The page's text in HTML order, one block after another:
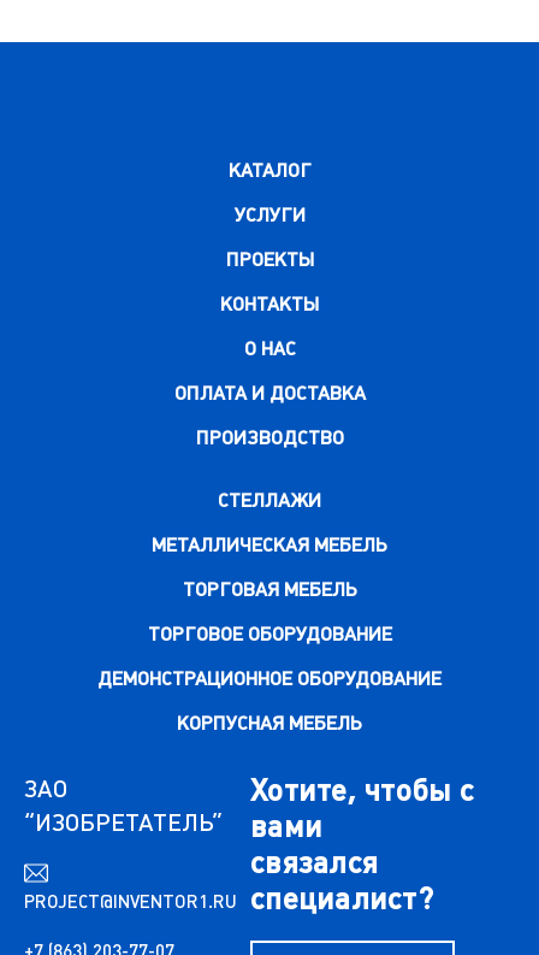
КАТАЛОГ
УСЛУГИ
ПРОЕКТЫ
КОНТАКТЫ
О НАС
ОПЛАТА И ДОСТАВКА
ПРОИЗВОДСТВО
СТЕЛЛАЖИ
МЕТАЛЛИЧЕСКАЯ МЕБЕЛЬ
ТОРГОВАЯ МЕБЕЛЬ
ТОРГОВОЕ ОБОРУДОВАНИЕ
ДЕМОНСТРАЦИОННОЕ ОБОРУДОВАНИЕ
КОРПУСНАЯ МЕБЕЛЬ
ЗАО
“ИЗОБРЕТАТЕЛЬ”
PROJECT@INVENTOR1.RU
+7 (863) 203-77-07
Хотите, чтобы с
вами
связался
специалист?